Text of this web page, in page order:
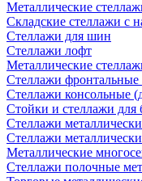
Металлические
Складские стеллажи с
Стеллажи для шин
Стеллажи лофт
Металлические
Стеллажи фронтальные
Стеллажи консольные
Стойки и стеллажи для
Стеллажи
Стеллажи
Металлические
Стеллажи полочные